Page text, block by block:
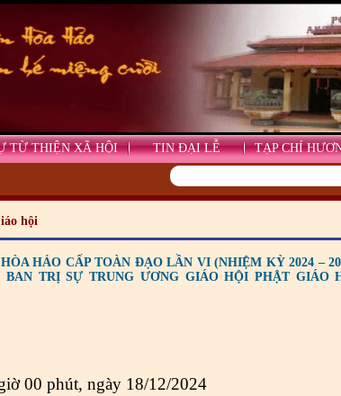
TỪ THIỆN XÃ HỘI TIN ĐẠI LỄ TẠP CHÍ
hội
HẢO CẤP TOÀN ĐẠO LẦN VI (NHIỆM KỲ 2024 –
TRỊ SỰ TRUNG ƯƠNG GIÁO HỘI PHẬT GIÁO
00 phút, ngày 18/12/2024